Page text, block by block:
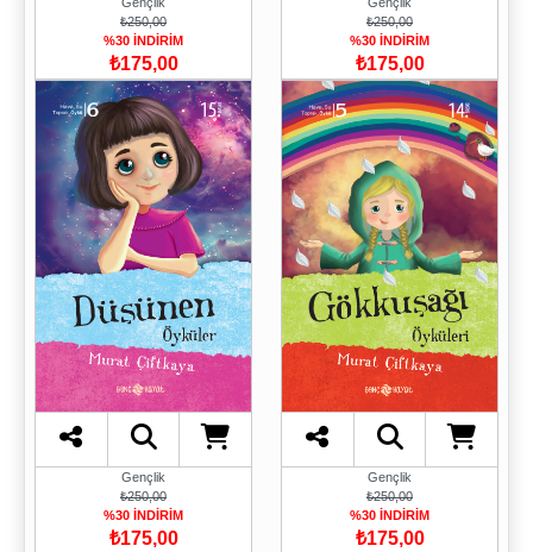
₺250,00
%30 İNDİRİM
₺175,00
₺250,00
%30 İNDİRİM
₺175,00
Gençlik
₺250,00
%30 İNDİRİM
₺175,00
Gençlik
₺250,00
%30 İNDİRİM
₺175,00